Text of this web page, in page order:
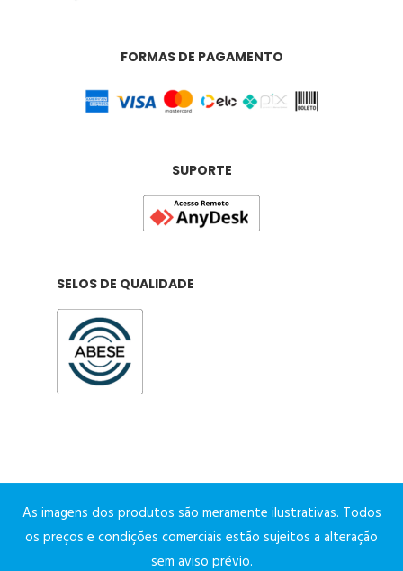
FORMAS DE PAGAMENTO
SUPORTE
SELOS DE QUALIDADE
As imagens dos produtos são meramente ilustrativas. Todos
os preços e condições comerciais estão sujeitos a alteração
sem aviso prévio.